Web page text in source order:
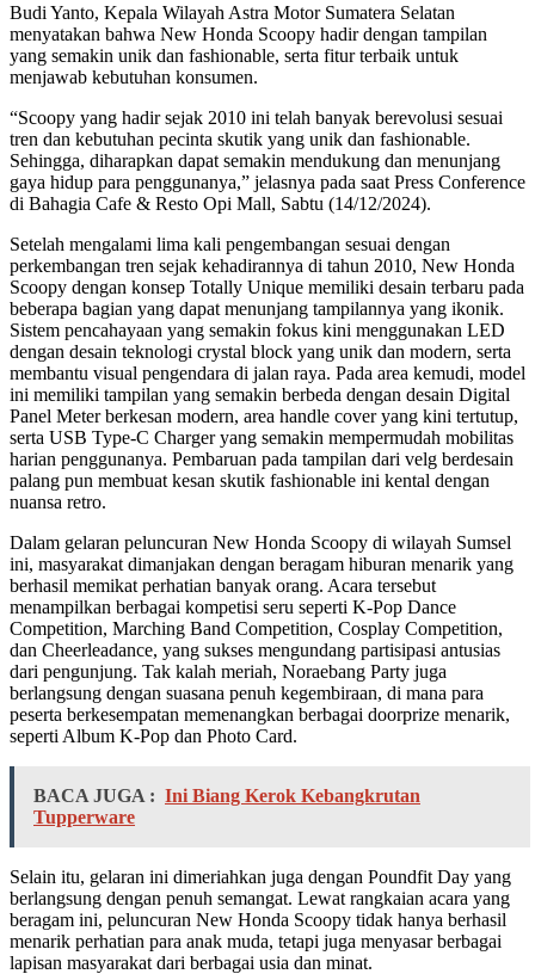
Budi Yanto, Kepala Wilayah Astra Motor Sumatera Selatan
menyatakan bahwa New Honda Scoopy hadir dengan tampilan
yang semakin unik dan fashionable, serta fitur terbaik untuk
menjawab kebutuhan konsumen.
“Scoopy yang hadir sejak 2010 ini telah banyak berevolusi sesuai
tren dan kebutuhan pecinta skutik yang unik dan fashionable.
Sehingga, diharapkan dapat semakin mendukung dan menunjang
gaya hidup para penggunanya,” jelasnya pada saat Press Conference
di Bahagia Cafe & Resto Opi Mall, Sabtu (14/12/2024).
Setelah mengalami lima kali pengembangan sesuai dengan
perkembangan tren sejak kehadirannya di tahun 2010, New Honda
Scoopy dengan konsep Totally Unique memiliki desain terbaru pada
beberapa bagian yang dapat menunjang tampilannya yang ikonik.
Sistem pencahayaan yang semakin fokus kini menggunakan LED
dengan desain teknologi crystal block yang unik dan modern, serta
membantu visual pengendara di jalan raya. Pada area kemudi, model
ini memiliki tampilan yang semakin berbeda dengan desain Digital
Panel Meter berkesan modern, area handle cover yang kini tertutup,
serta USB Type-C Charger yang semakin mempermudah mobilitas
harian penggunanya. Pembaruan pada tampilan dari velg berdesain
palang pun membuat kesan skutik fashionable ini kental dengan
nuansa retro.
Dalam gelaran peluncuran New Honda Scoopy di wilayah Sumsel
ini, masyarakat dimanjakan dengan beragam hiburan menarik yang
berhasil memikat perhatian banyak orang. Acara tersebut
menampilkan berbagai kompetisi seru seperti K-Pop Dance
Competition, Marching Band Competition, Cosplay Competition,
dan Cheerleadance, yang sukses mengundang partisipasi antusias
dari pengunjung. Tak kalah meriah, Noraebang Party juga
berlangsung dengan suasana penuh kegembiraan, di mana para
peserta berkesempatan memenangkan berbagai doorprize menarik,
seperti Album K-Pop dan Photo Card.
BACA JUGA : Ini Biang Kerok Kebangkrutan
Tupperware
Selain itu, gelaran ini dimeriahkan juga dengan Poundfit Day yang
berlangsung dengan penuh semangat. Lewat rangkaian acara yang
beragam ini, peluncuran New Honda Scoopy tidak hanya berhasil
menarik perhatian para anak muda, tetapi juga menyasar berbagai
lapisan masyarakat dari berbagai usia dan minat.